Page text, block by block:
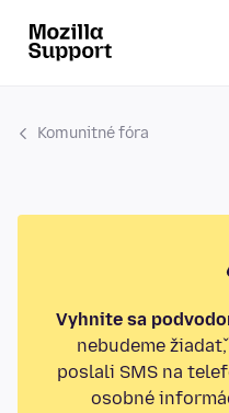
Komunitné fóra
Vyhnite sa
nebudeme
poslali SMS na
osobné